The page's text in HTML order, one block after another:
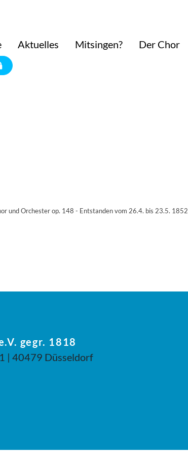
Aktuelles Mitsingen? Der Chor
und Orchester op. 148 - Entstanden vom 26.4. bis 23.5. 1852
gegr. 1818
| 40479 Düsseldorf